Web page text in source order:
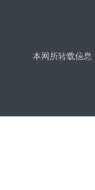
本网所转载信息